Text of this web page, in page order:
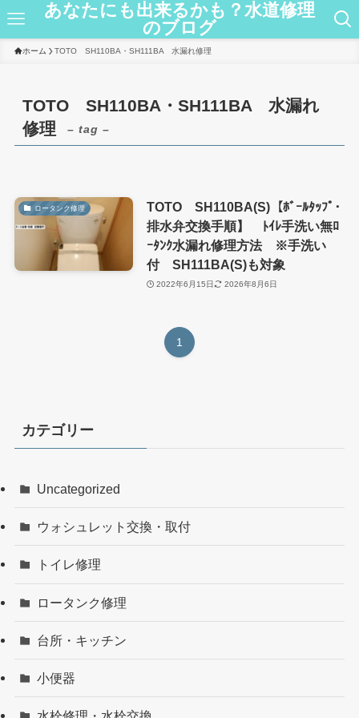
あなたにも出来るかも？水道修理
のブログ
ホーム TOTO SH110BA・SH111BA 水漏れ修理
TOTO SH110BA・SH111BA 水漏れ
修理
– tag –
ロータンク修理
TOTO SH110BA(S)【ﾎﾞｰﾙﾀｯﾌﾟ･
排水弁交換手順】 ﾄｲﾚ手洗い無ﾛ
ｰﾀﾝｸ水漏れ修理方法 ※手洗い
付 SH111BA(S)も対象
2022年6月15日 2026年8月6日
1
カテゴリー
Uncategorized
ウォシュレット交換・取付
トイレ修理
ロータンク修理
台所・キッチン
小便器